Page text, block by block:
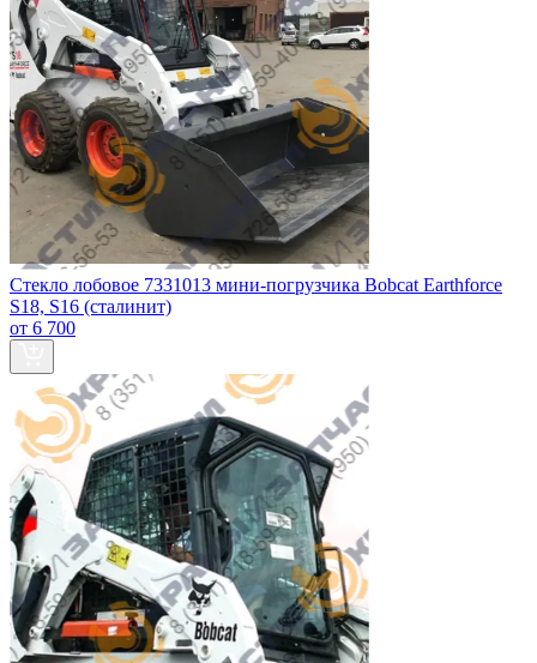
Стекло лобовое 7331013 мини-погрузчика Bobcat Earthforce
S18, S16 (сталинит)
от 6 700